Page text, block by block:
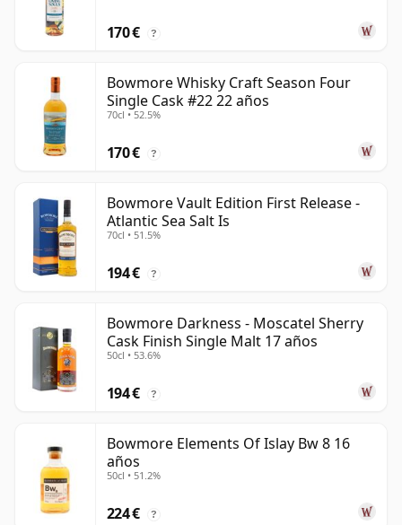
170 € ?
Bowmore Whisky Craft Season Four
Single Cask #22 22 años
70cl • 52.5%
170 € ?
Bowmore Vault Edition First Release -
Atlantic Sea Salt Is
70cl • 51.5%
194 € ?
Bowmore Darkness - Moscatel Sherry
Cask Finish Single Malt 17 años
50cl • 53.6%
194 € ?
Bowmore Elements Of Islay Bw 8 16
años
50cl • 51.2%
224 € ?